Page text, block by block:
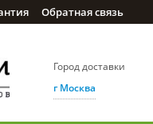
Обратная связь
Город доставки
г Москва